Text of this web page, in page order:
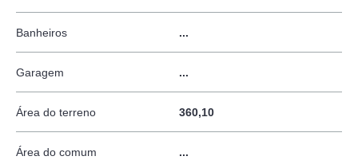
Banheiros ...
Garagem ...
Área do terreno 360,10
Área do comum ...